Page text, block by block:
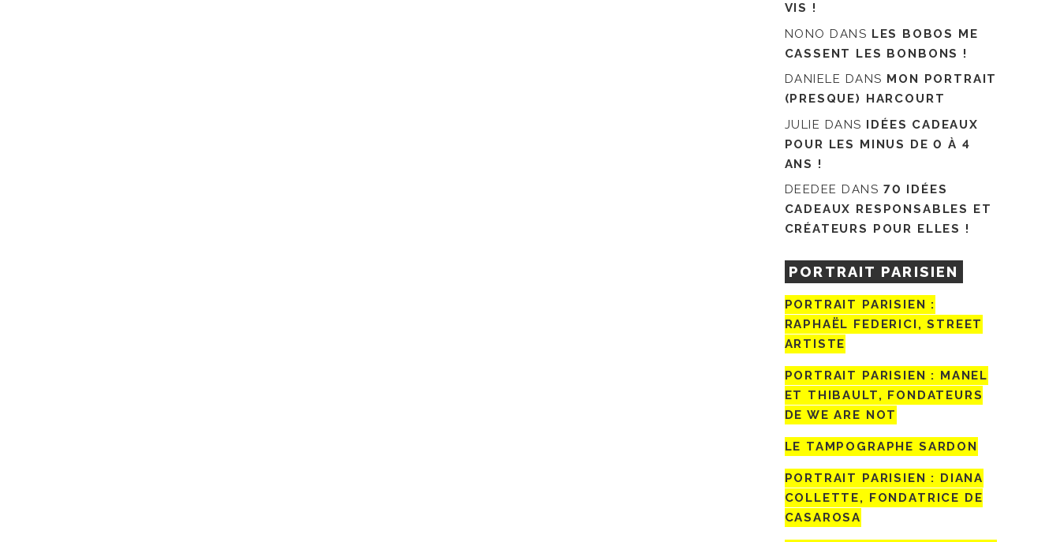
VIS !
NONO DANS LES BOBOS ME
CASSENT LES BONBONS !
DANIELE DANS MON PORTRAIT
(PRESQUE) HARCOURT
JULIE DANS IDÉES CADEAUX
POUR LES MINUS DE 0 À 4
ANS !
DEEDEE DANS 70 IDÉES
CADEAUX RESPONSABLES ET
CRÉATEURS POUR ELLES !
PORTRAIT PARISIEN
PORTRAIT PARISIEN :
RAPHAËL FEDERICI, STREET
ARTISTE
PORTRAIT PARISIEN : MANEL
ET THIBAULT, FONDATEURS
DE WE ARE NOT
LE TAMPOGRAPHE SARDON
PORTRAIT PARISIEN : DIANA
COLLETTE, FONDATRICE DE
CASAROSA